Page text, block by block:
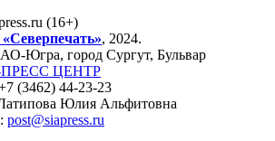
(16+)
, 2024.
Югра, город Сургут, Бульвар
ЦЕНТР
(3462) 44-23-23
Юлия Альфитовна
post@siapress.ru